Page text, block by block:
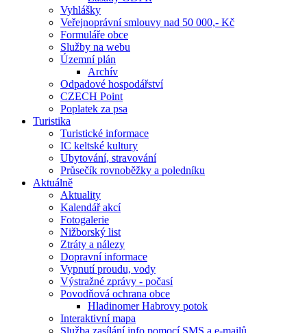
Vyhlášky
Veřejnoprávní smlouvy nad 50 000,- Kč
Formuláře obce
Služby na webu
Územní plán
Archív
Odpadové hospodářství
CZECH Point
Poplatek za psa
Turistika
Turistické informace
IC keltské kultury
Ubytování, stravování
Průsečík rovnoběžky a poledníku
Aktuálně
Aktuality
Kalendář akcí
Fotogalerie
Nižborský list
Ztráty a nálezy
Dopravní informace
Vypnutí proudu, vody
Výstražné zprávy - počasí
Povodňová ochrana obce
Hladinomer Habrovy potok
Interaktivní mapa
Služba zasílání info pomocí SMS a e-mailů